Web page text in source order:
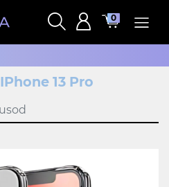
0
IPhone 13 Pro